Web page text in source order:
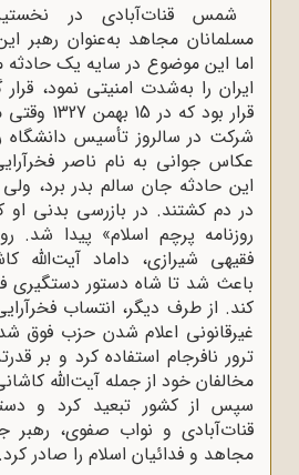
شمس قنات‌آبادی در
مسلمانان مجاهد به‌عنوان رهبر
اما این موضوع در سایه یک
ایران را به‌شدت امنیتی نمود،
قرار بود
شرکت در سالروز تأسیس دانشگاه
عکاس جوانی به نام ناصر
این حادثه جان سالم بدر برد،
در دم کشتند. در بازرسی بدنی او
روزنامه پرچم اسلام» پیدا شد.
فقیهی شیرازی، داماد آیت‌الله
باعث شد تا شاه دستور دستگیری
کند. از طرف دیگر، انتساب
غیرقانونی اعلام شدن حزب فوق
ترور نافرجام استفاده کرد و بر
مخالفان خود از جمله آیت‌الله
سپس از کشور تبعید کرد و
قنات‌آبادی و نواب صفوی، رهبر
مجاهد و فدائیان اسلام را صادر کرد.